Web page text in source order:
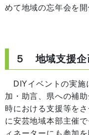
めて地域の忘年会を
５ 地域支援企
DIYイベントの実施
加・助言、県への補
時における支援等を
に安芸地域本部主催
ィネーターにも参加